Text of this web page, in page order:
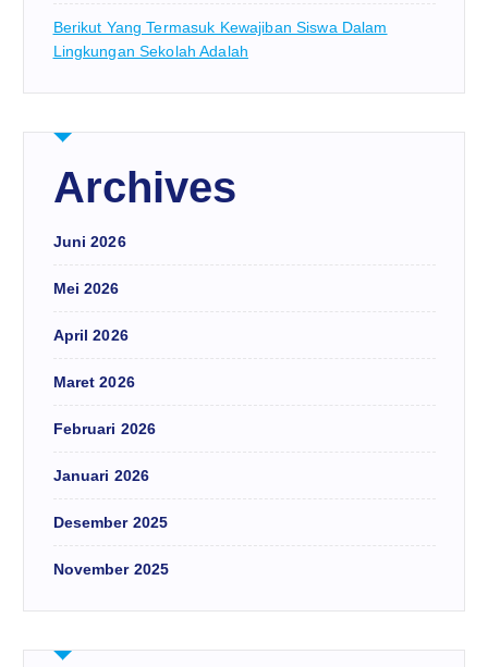
Berikut Yang Termasuk Kewajiban Siswa Dalam
Lingkungan Sekolah Adalah
Archives
Juni 2026
Mei 2026
April 2026
Maret 2026
Februari 2026
Januari 2026
Desember 2025
November 2025